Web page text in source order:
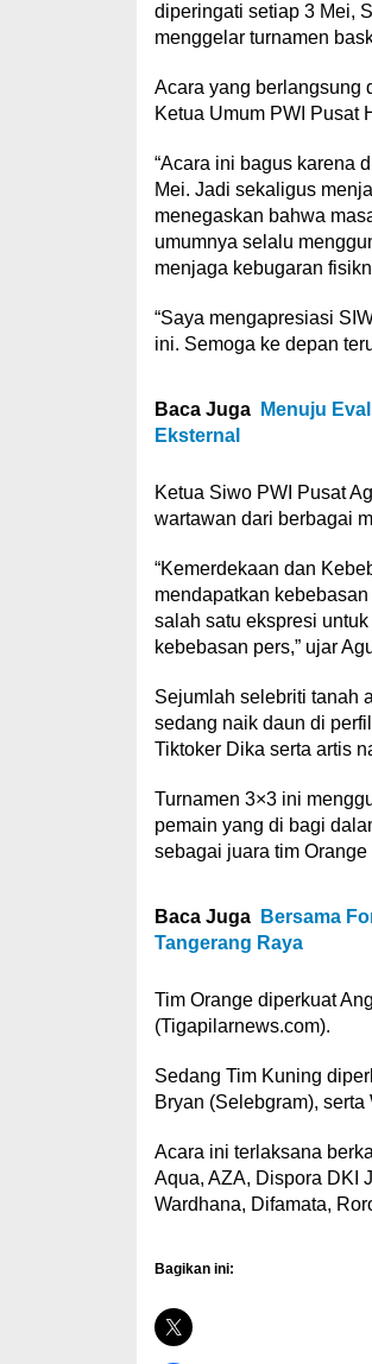
diperingati setiap 3 Mei,
menggelar turnamen
Acara yang berlangsung
Ketua Umum PWI Pusat
“Acara ini bagus karena
Mei. Jadi sekaligus
menegaskan bahwa
umumnya selalu
menjaga kebugaran
“Saya mengapresiasi
ini. Semoga ke depan
Baca Juga
Menuju
Eksternal
Ketua Siwo PWI Pusat
wartawan dari berbagai
“Kemerdekaan dan
mendapatkan
salah satu ekspresi
kebebasan pers,” ujar
Sejumlah selebriti tanah
sedang naik daun di
Tiktoker Dika serta artis
Turnamen 3×3 ini
pemain yang di bagi
sebagai juara tim
Baca Juga
Bersama
Tangerang Raya
Tim Orange diperkuat
(Tigapilarnews.com).
Sedang Tim Kuning
Bryan (Selebgram), serta
Acara ini terlaksana
Aqua, AZA, Dispora DKI
Wardhana, Difamata,
Bagikan ini: